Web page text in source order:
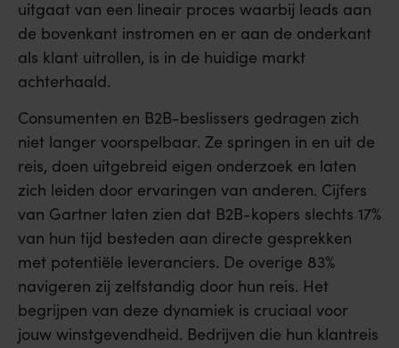
uitgaat van een lineair proces waarbij leads aan
de bovenkant instromen en er aan de onderkant
als klant uitrollen, is in de huidige markt
achterhaald.
Consumenten en B2B-beslissers gedragen zich
niet langer voorspelbaar. Ze springen in en uit de
reis, doen uitgebreid eigen onderzoek en laten
zich leiden door ervaringen van anderen. Cijfers
van Gartner laten zien dat B2B-kopers slechts 17%
van hun tijd besteden aan directe gesprekken
met potentiële leveranciers. De overige 83%
navigeren zij zelfstandig door hun reis. Het
begrijpen van deze dynamiek is cruciaal voor
jouw winstgevendheid. Bedrijven die hun klantreis